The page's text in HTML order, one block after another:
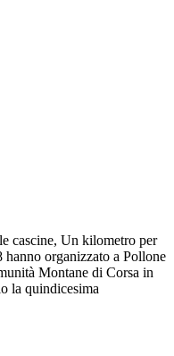
cascine, Un kilometro per
organizzato a Pollone
Montane di Corsa in
la quindicesima